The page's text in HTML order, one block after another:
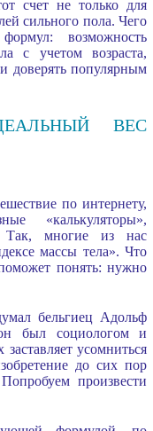
счет не только для
сильного пола. Чего
возможность
с учетом возраста,
доверять популярным
ВЕС
по интернету,
«калькуляторы»,
Так, многие из нас
массы тела». Что
понять: нужно
бельгиец Адольф
был социологом и
усомниться
до сих пор
произвести